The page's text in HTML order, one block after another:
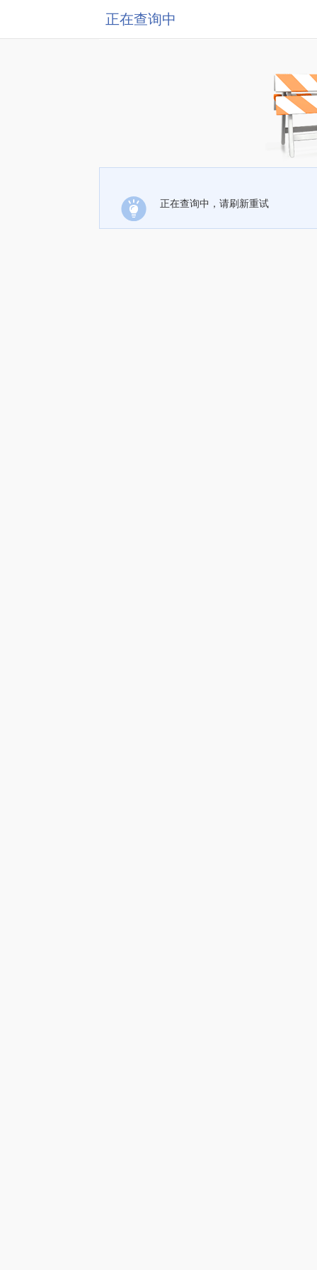
正在查询中
正在查询中，请刷新重试